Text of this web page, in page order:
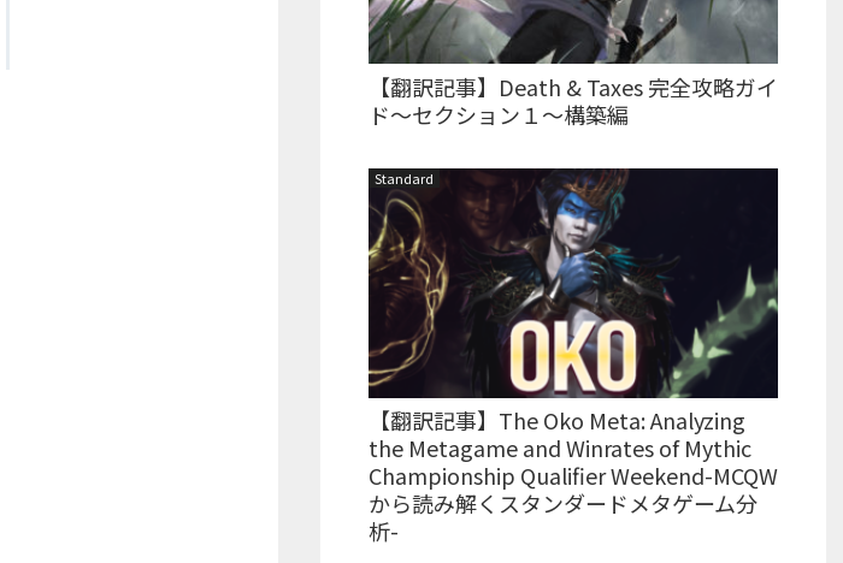
【翻訳記事】Death & Taxes 完全攻略ガイ
ド～セクション１～構築編
Standard
【翻訳記事】The Oko Meta: Analyzing
the Metagame and Winrates of Mythic
Championship Qualifier Weekend-MCQW
から読み解くスタンダードメタゲーム分
析-